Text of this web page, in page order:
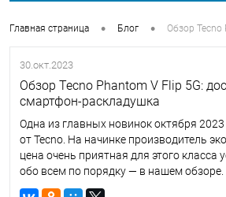
Главная страница • Блог • Обзор Tecno
30.окт.2023
Обзор Tecno Phantom V Flip 5G:
смартфон-раскладушка
Одна из главных новинок октября
от Tecno. На начинке производитель
цена очень приятная для этого класса
обо всем по порядку — в нашем обзоре.